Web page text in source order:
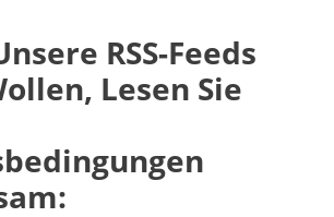
RSS-Feeds
Lesen Sie